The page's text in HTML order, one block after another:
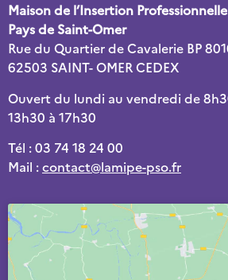
Maison de l’Insertion
Pays de Saint-Omer
Rue du Quartier de Cavalerie BP
62503 SAINT- OMER CEDEX
Ouvert du lundi au vendredi de
13h30 à 17h30
Tél : 03 74 18 24 00
Mail :contact@lamipe-pso.fr